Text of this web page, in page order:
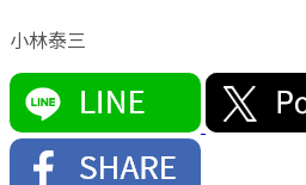
小林泰三